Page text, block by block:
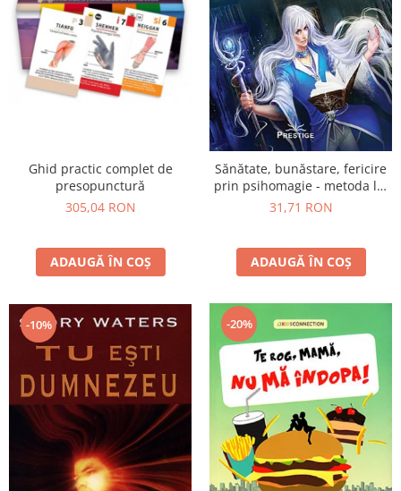
Ghid practic complet de
presopunctură
305,04 RON
ADAUGĂ ÎN COȘ
Sănătate, bunăstare, fericire
prin psihomagie - metoda lui
Iskander Djin
31,71 RON
ADAUGĂ ÎN COȘ
-10% -20%